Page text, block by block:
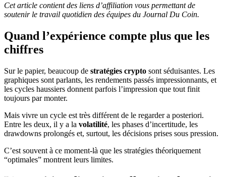
Cet article contient des liens d’affiliation vous permettant de
soutenir le travail quotidien des équipes du Journal Du Coin.
Quand l’expérience compte plus que les
chiffres
Sur le papier, beaucoup de stratégies crypto sont séduisantes. Les
graphiques sont parlants, les rendements passés impressionnants, et
les cycles haussiers donnent parfois l’impression que tout finit
toujours par monter.
Mais vivre un cycle est très différent de le regarder a posteriori.
Entre les deux, il y a la volatilité, les phases d’incertitude, les
drawdowns prolongés et, surtout, les décisions prises sous pression.
C’est souvent à ce moment-là que les stratégies théoriquement
“optimales” montrent leurs limites.